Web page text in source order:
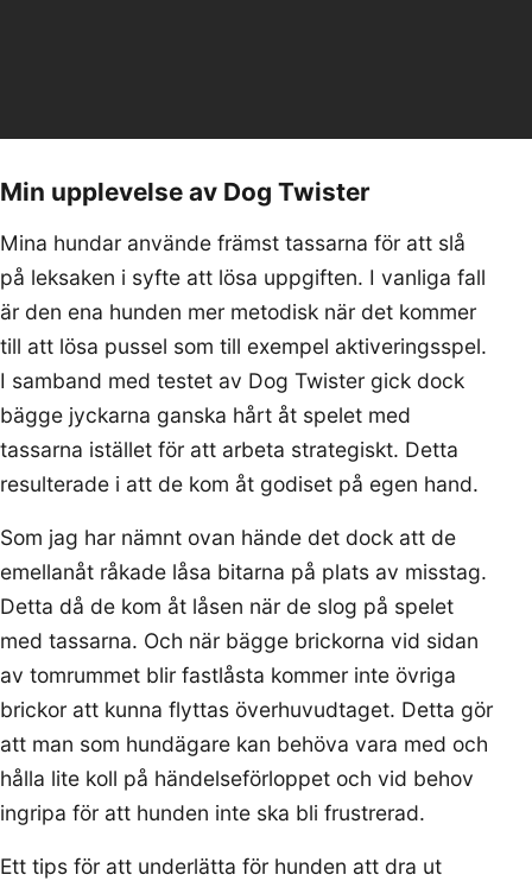
Min upplevelse av Dog Twister
Mina hundar använde främst tassarna för att slå
på leksaken i syfte att lösa uppgiften. I vanliga fall
är den ena hunden mer metodisk när det kommer
till att lösa pussel som till exempel aktiveringsspel.
I samband med testet av Dog Twister gick dock
bägge jyckarna ganska hårt åt spelet med
tassarna istället för att arbeta strategiskt. Detta
resulterade i att de kom åt godiset på egen hand.
Som jag har nämnt ovan hände det dock att de
emellanåt råkade låsa bitarna på plats av misstag.
Detta då de kom åt låsen när de slog på spelet
med tassarna. Och när bägge brickorna vid sidan
av tomrummet blir fastlåsta kommer inte övriga
brickor att kunna flyttas överhuvudtaget. Detta gör
att man som hundägare kan behöva vara med och
hålla lite koll på händelseförloppet och vid behov
ingripa för att hunden inte ska bli frustrerad.
Ett tips för att underlätta för hunden att dra ut